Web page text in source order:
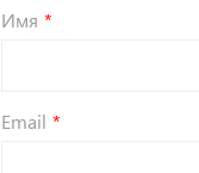
Имя
Email